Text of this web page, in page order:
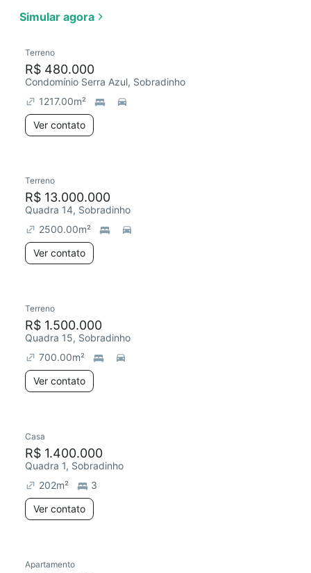
Simular agora
Terreno
R$ 480.000
Condomínio Serra Azul, Sobradinho
1217.00m²
Ver contato
Terreno
R$ 13.000.000
Quadra 14, Sobradinho
2500.00m²
Ver contato
Terreno
R$ 1.500.000
Quadra 15, Sobradinho
700.00m²
Ver contato
Casa
R$ 1.400.000
Quadra 1, Sobradinho
202m²
3
Ver contato
Apartamento